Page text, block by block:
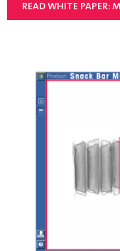
READ WHITE PAPER: